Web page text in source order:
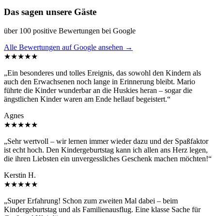
Das sagen unsere Gäste
über 100 positive Bewertungen bei Google
Alle Bewertungen auf Google ansehen →
★★★★★
„Ein besonderes und tolles Ereignis, das sowohl den Kindern als
auch den Erwachsenen noch lange in Erinnerung bleibt. Mario
führte die Kinder wunderbar an die Huskies heran – sogar die
ängstlichen Kinder waren am Ende hellauf begeistert.“
Agnes
★★★★★
„Sehr wertvoll – wir lernen immer wieder dazu und der Spaßfaktor
ist echt hoch. Den Kindergeburtstag kann ich allen ans Herz legen,
die ihren Liebsten ein unvergessliches Geschenk machen möchten!“
Kerstin H.
★★★★★
„Super Erfahrung! Schon zum zweiten Mal dabei – beim
Kindergeburtstag und als Familienausflug. Eine klasse Sache für